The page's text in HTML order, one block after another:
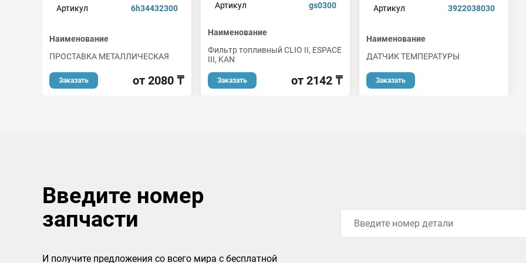
Артикул
6h34432300
Наименование
ПРОСТАВКА МЕТАЛЛИЧЕСКАЯ
Заказать от 2080 ₸
Артикул
gs0300
Наименование
Фильтр топливный CLIO II, ESPACE
III, KAN
Заказать от 2142 ₸
Артикул
3922038030
Наименование
ДАТЧИК ТЕМПЕРАТУРЫ
Заказать
Введите номер
запчасти
И получите предложения со всего мира с бесплатной